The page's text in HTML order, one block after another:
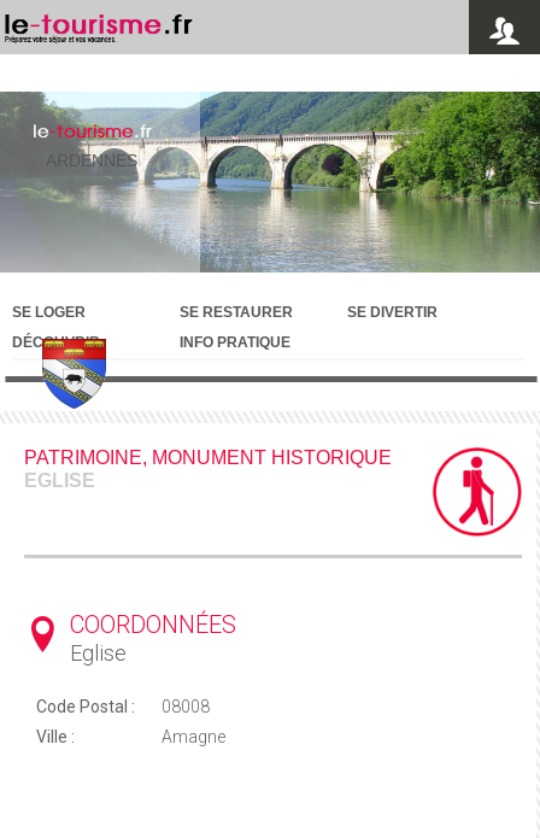
le-tourisme.fr
ARDENNES
SE LOGER SE RESTAURER
SE DIVERTIR
DÉCOUVRIR
INFO PRATIQUE
PATRIMOINE, MONUMENT HISTORIQUE
EGLISE
COORDONNÉES
Eglise
Code Postal :
08008
Ville :
Amagne